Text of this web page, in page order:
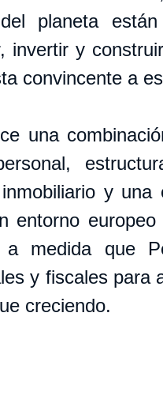
planeta
invertir y
convincente a
una
y
entorno
medida que
y fiscales para
creciendo.